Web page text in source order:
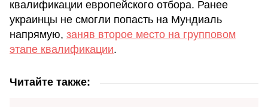
квалификации европейского отбора. Ранее
украинцы не смогли попасть на Мундиаль
напрямую, заняв второе место на групповом
этапе квалификации.
Читайте также: